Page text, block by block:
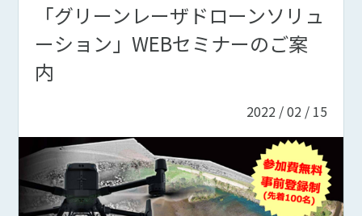
「グリーンレーザドローンソリュ
ーション」WEBセミナーのご案
内
2022 / 02 / 15